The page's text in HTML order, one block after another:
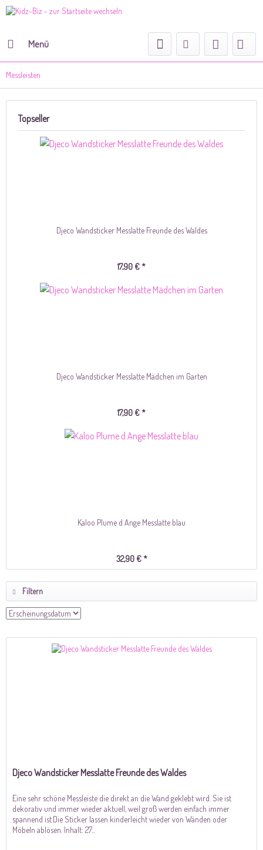
Menü
Messleisten
Topseller
Djeco Wandsticker Messlatte Freunde des Waldes
17,90 € *
Djeco Wandsticker Messlatte Mädchen im Garten
17,90 € *
Kaloo Plume d Ange Messlatte blau
32,90 € *
Filtern
Djeco Wandsticker Messlatte Freunde des Waldes
Eine sehr schöne Messleiste die direkt an die Wand geklebt wird. Sie ist
dekorativ und immer wieder aktuell, weil groß werden einfach immer
spannend ist.Die Sticker lassen kinderleicht wieder von Wänden oder
Möbeln ablösen. Inhalt: 27...